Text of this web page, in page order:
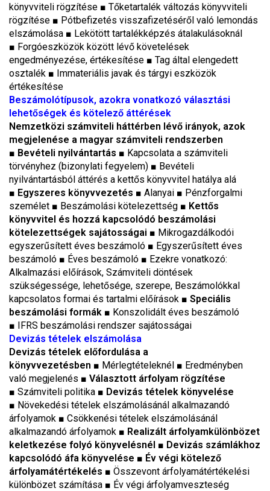
könyvviteli rögzítése ■ Tőketartalék változás könyvviteli
rögzítése ■ Pótbefizetés visszafizetéséről való lemondás
elszámolása ■ Lekötött tartalékképzés átalakulásoknál
■ Forgóeszközök között lévő követelések
engedményezése, értékesítése ■ Tag által elengedett
osztalék ■ Immateriális javak és tárgyi eszközök
értékesítése
Beszámolótípusok, azokra vonatkozó választási
lehetőségek és kötelező áttérések
Nemzetközi számviteli háttérben lévő irányok, azok
megjelenése a magyar számviteli rendszerben
■ Bevételi nyilvántartás ■ Kapcsolata a számviteli
törvényhez (bizonylati fegyelem) ■ Bevételi
nyilvántartásból áttérés a kettős könyvvitel hatálya alá
■ Egyszeres könyvvezetés ■ Alanyai ■ Pénzforgalmi
személet ■ Beszámolási kötelezettség ■ Kettős
könyvvitel és hozzá kapcsolódó beszámolási
kötelezettségek sajátosságai ■ Mikrogazdálkodói
egyszerűsített éves beszámoló ■ Egyszerűsített éves
beszámoló ■ Éves beszámoló ■ Ezekre vonatkozó:
Alkalmazási előírások, Számviteli döntések
szükségessége, lehetősége, szerepe, Beszámolókkal
kapcsolatos formai és tartalmi előírások ■ Speciális
beszámolási formák ■ Konszolidált éves beszámoló
■ IFRS beszámolási rendszer sajátosságai
Devizás tételek elszámolása
Devizás tételek előfordulása a
könyvvezetésben ■ Mérlegtételeknél ■ Eredményben
való megjelenés ■ Választott árfolyam rögzítése
■ Számviteli politika ■ Devizás tételek könyvelése
■ Növekedési tételek elszámolásánál alkalmazandó
árfolyamok ■ Csökkenési tételek elszámolásánál
alkalmazandó árfolyamok ■ Realizált árfolyamkülönbözet
keletkezése folyó könyvelésnél ■ Devizás számlákhoz
kapcsolódó áfa könyvelése ■ Év végi kötelező
árfolyamátértékelés ■ Összevont árfolyamátértékelési
különbözet számítása ■ Év végi árfolyamveszteség